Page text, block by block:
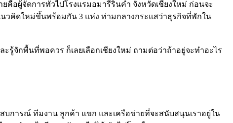
อผู้จัดการทั่วไปโรงแรมอมารีรินคำ จังหวัดเชียงใหม่ ก่อนจะ
นวคิดใหม่ขึ้นพร้อมกัน 3 แห่ง ท่ามกลางกระแสว่าธุรกิจที่พักใน
รู้จักพื้นที่พอควร ก็เลยเลือกเชียงใหม่ ถามต่อว่าถ้าอยู่จะทำอะไร
บการณ์ ทีมงาน ลูกค้า แขก และเครือข่ายที่จะสนับสนุนเราอยู่ใน